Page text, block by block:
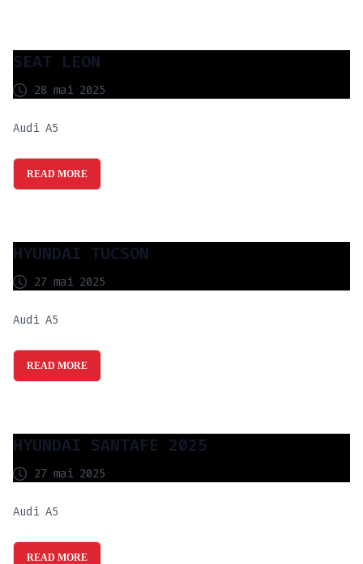
SEAT LEON
28 mai 2025
Audi A5
READ MORE
HYUNDAI TUCSON
27 mai 2025
Audi A5
READ MORE
HYUNDAI SANTAFE 2025
27 mai 2025
Audi A5
READ MORE